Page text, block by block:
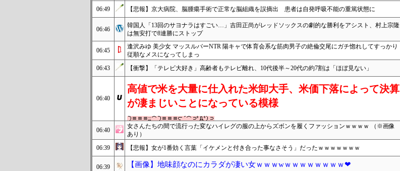
06:49 【悲報】京大病院、脳腫瘍手術で正常な脳組織を誤摘出 患者は自発呼吸不能の重篤状態に
06:46
韓国人「13回のサヨナラはすごい…」吉田正尚がレッドソックスの劇的な勝利をアシスト、村上宗隆
は無安打で8連勝にストップ
06:45
逢沢みゆ 美少女 マッスルバーNTR 陽キャで体育会系な筋肉男子の絶倫交尾にガチ惚れしてすっかり
従順なメスになってしまっ
06:43 【衝撃】「テレビ大好き」高齢者もテレビ離れ、10代後半～20代の約7割は「ほぼ見ない」
06:40
高値で米を大量に仕入れた米卸大手、米価下落によって決算
が凄まじいことになっている模様
06:40
女さんたちの間で流行った変なハイレグの服の上からズボンを履くファッションｗｗｗｗ （※画像
あり）
06:39 【悲報】女が1番効く言葉「イケメンと付き合った事なさそう」だったｗｗｗｗｗｗｗ
06:39 【画像】地味顔なのにカラダが凄い女ｗｗｗwｗｗｗｗｗｗｗｗ❤